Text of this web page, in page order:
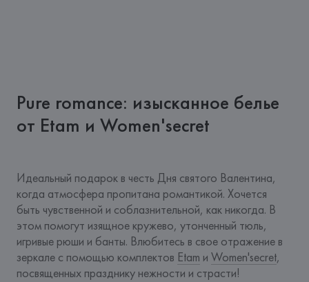
Pure romance: изысканное белье
от Etam и Women'secret
Идеальный подарок в честь Дня святого Валентина,
когда атмосфера пропитана романтикой. Хочется
быть чувственной и соблазнительной, как никогда. В
этом помогут изящное кружево, утонченный тюль,
игривые рюши и банты. Влюбитесь в свое отражение в
зеркале с помощью комплектов Etam и Women'secret,
посвященных празднику нежности и страсти!